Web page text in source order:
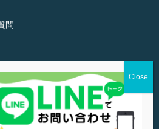
問